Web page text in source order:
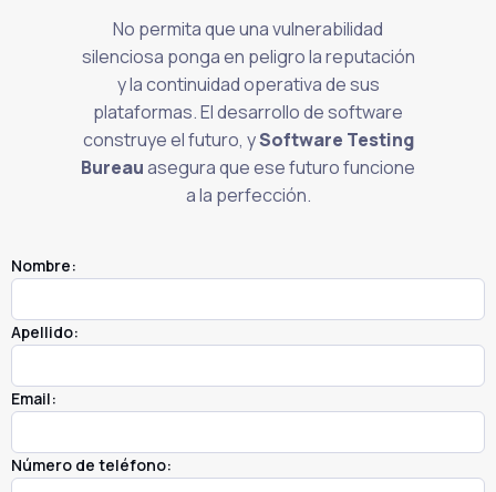
No permita que una vulnerabilidad
silenciosa ponga en peligro la reputación
y la continuidad operativa de sus
plataformas. El desarrollo de software
construye el futuro, ySoftware Testing
Bureauasegura que ese futuro funcione
a la perfección.
Nombre:
Apellido:
Email:
Número de teléfono: